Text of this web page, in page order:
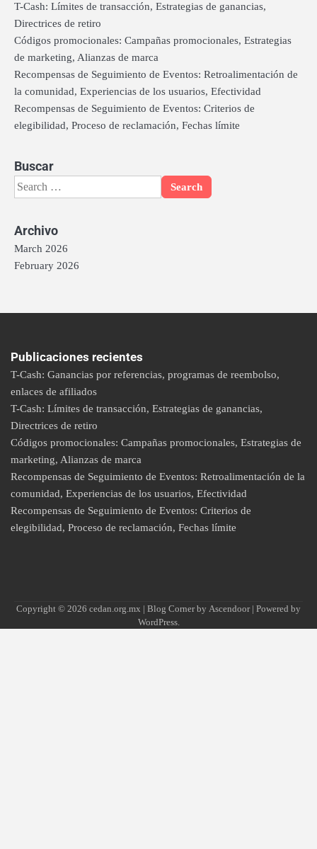
T-Cash: Límites de transacción, Estrategias de ganancias,
Directrices de retiro
Códigos promocionales: Campañas promocionales, Estrategias
de marketing, Alianzas de marca
Recompensas de Seguimiento de Eventos: Retroalimentación de
la comunidad, Experiencias de los usuarios, Efectividad
Recompensas de Seguimiento de Eventos: Criterios de
elegibilidad, Proceso de reclamación, Fechas límite
Buscar
Search
for:
Archivo
March 2026
February 2026
Publicaciones recientes
T-Cash: Ganancias por referencias, programas de reembolso,
enlaces de afiliados
T-Cash: Límites de transacción, Estrategias de ganancias,
Directrices de retiro
Códigos promocionales: Campañas promocionales, Estrategias de
marketing, Alianzas de marca
Recompensas de Seguimiento de Eventos: Retroalimentación de la
comunidad, Experiencias de los usuarios, Efectividad
Recompensas de Seguimiento de Eventos: Criterios de
elegibilidad, Proceso de reclamación, Fechas límite
Copyright © 2026 cedan.org.mx | Blog Corner by Ascendoor| Powered by
WordPress.